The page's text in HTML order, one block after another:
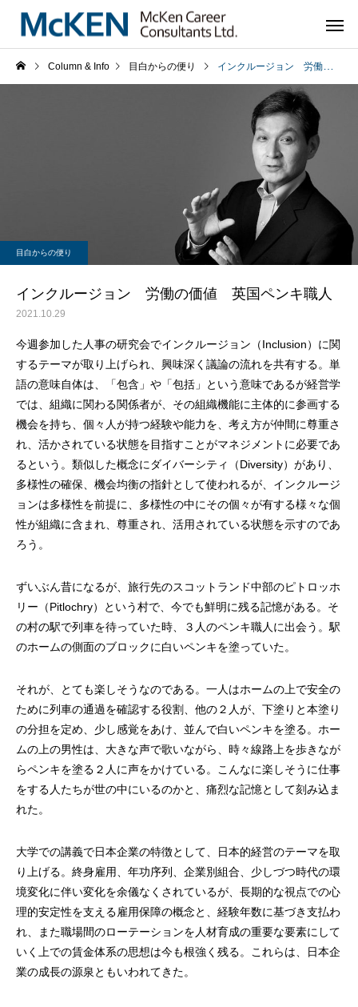
Column & Info 目白からの便り インクルージョン 労働の価値 英国ペンキ職人
目白からの便り
インクルージョン 労働の価値 英国ペンキ職人
2021.10.29
今週参加した人事の研究会でインクルージョン（Inclusion）に関
するテーマが取り上げられ、興味深く議論の流れを共有する。単
語の意味自体は、「包含」や「包括」という意味であるが経営学
では、組織に関わる関係者が、その組織機能に主体的に参画する
機会を持ち、個々人が持つ経験や能力を、考え方が仲間に尊重さ
れ、活かされている状態を目指すことがマネジメントに必要であ
るという。類似した概念にダイバーシティ（Diversity）があり、
多様性の確保、機会均衡の指針として使われるが、インクルージ
ョンは多様性を前提に、多様性の中にその個々が有する様々な個
性が組織に含まれ、尊重され、活用されている状態を示すのであ
ろう。
ずいぶん昔になるが、旅行先のスコットランド中部のピトロッホ
リー（Pitlochry）という村で、今でも鮮明に残る記憶がある。そ
の村の駅で列車を待っていた時、３人のペンキ職人に出会う。駅
のホームの側面のブロックに白いペンキを塗っていた。
それが、とても楽しそうなのである。一人はホームの上で安全の
ために列車の通過を確認する役割、他の２人が、下塗りと本塗り
の分担を定め、少し感覚をあけ、並んで白いペンキを塗る。ホー
ムの上の男性は、大きな声で歌いながら、時々線路上を歩きなが
らペンキを塗る２人に声をかけている。こんなに楽しそうに仕事
をする人たちが世の中にいるのかと、痛烈な記憶として刻み込ま
れた。
大学での講義で日本企業の特徴として、日本的経営のテーマを取
り上げる。終身雇用、年功序列、企業別組合、少しづつ時代の環
境変化に伴い変化を余儀なくされているが、長期的な視点での心
理的安定性を支える雇用保障の概念と、経験年数に基づき支払わ
れ、また職場間のローテーションを人材育成の重要な要素にして
いく上での賃金体系の思想は今も根強く残る。これらは、日本企
業の成長の源泉ともいわれてきた。